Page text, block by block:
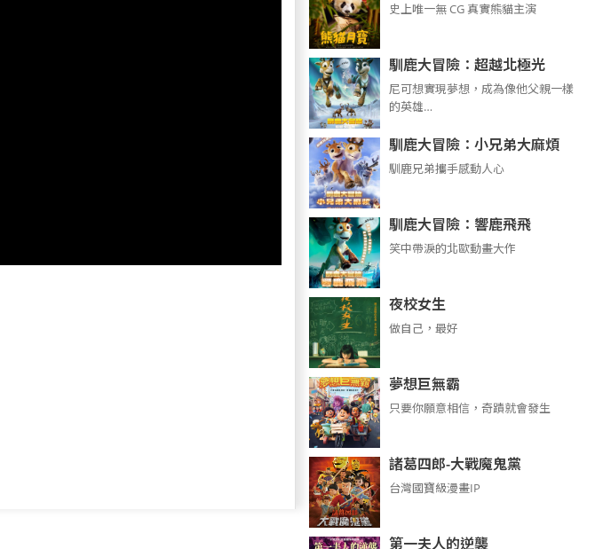
史上唯一無 CG 真實熊貓主演
馴鹿大冒險：超越北極光
尼可想實現夢想，成為像他父親一樣
的英雄…
馴鹿大冒險：小兄弟大麻煩
馴鹿兄弟攜手感動人心
馴鹿大冒險：響鹿飛飛
笑中帶淚的北歐動畫大作
夜校女生
做自己，最好
夢想巨無霸
只要你願意相信，奇蹟就會發生
諸葛四郎-大戰魔鬼黨
台灣國寶級漫畫IP
第一夫人的逆襲